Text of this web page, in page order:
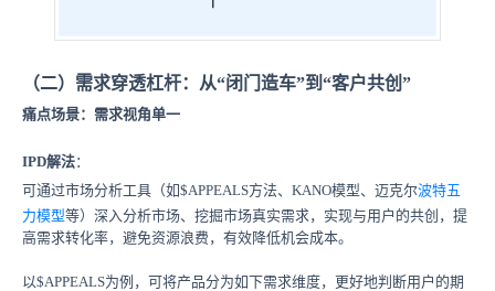
（二）需求穿透杠杆：从“闭门造车”到“客户共创”
痛点场景：需求视角单一
IPD解法：
可通过市场分析工具（如$APPEALS方法、KANO模型、迈克尔波特五
力模型等）深入分析市场、挖掘市场真实需求，实现与用户的共创，提
高需求转化率，避免资源浪费，有效降低机会成本。
以$APPEALS为例，可将产品分为如下需求维度，更好地判断用户的期